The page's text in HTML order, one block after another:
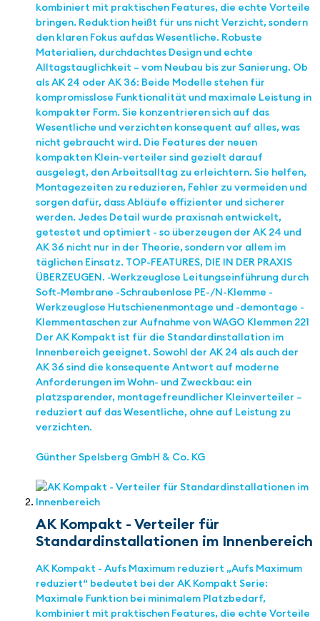
kombiniert mit praktischen Features, die echte Vorteile
bringen. Reduktion heißt für uns nicht Verzicht, sondern
den klaren Fokus aufdas Wesentliche. Robuste
Materialien, durchdachtes Design und echte
Alltagstauglichkeit – vom Neubau bis zur Sanierung. Ob
als AK 24 oder AK 36: Beide Modelle stehen für
kompromisslose Funktionalität und maximale Leistung in
kompakter Form. Sie konzentrieren sich auf das
Wesentliche und verzichten konsequent auf alles, was
nicht gebraucht wird. Die Features der neuen
kompakten Klein-verteiler sind gezielt darauf
ausgelegt, den Arbeitsalltag zu erleichtern. Sie helfen,
Montagezeiten zu reduzieren, Fehler zu vermeiden und
sorgen dafür, dass Abläufe effizienter und sicherer
werden. Jedes Detail wurde praxisnah entwickelt,
getestet und optimiert - so überzeugen der AK 24 und
AK 36 nicht nur in der Theorie, sondern vor allem im
täglichen Einsatz. TOP-FEATURES, DIE IN DER PRAXIS
ÜBERZEUGEN. -Werkzeuglose Leitungseinführung durch
Soft-Membrane -Schraubenlose PE-/N-Klemme -
Werkzeuglose Hutschienenmontage und -demontage -
Klemmentaschen zur Aufnahme von WAGO Klemmen 221
Der AK Kompakt ist für die Standardinstallation im
Innenbereich geeignet. Sowohl der AK 24 als auch der
AK 36 sind die konsequente Antwort auf moderne
Anforderungen im Wohn- und Zweckbau: ein
platzsparender, montagefreundlicher Kleinverteiler –
reduziert auf das Wesentliche, ohne auf Leistung zu
verzichten.
Günther Spelsberg GmbH & Co. KG
AK Kompakt - Verteiler für
Standardinstallationen im Innenbereich
AK Kompakt - Aufs Maximum reduziert „Aufs Maximum
reduziert“ bedeutet bei der AK Kompakt Serie:
Maximale Funktion bei minimalem Platzbedarf,
kombiniert mit praktischen Features, die echte Vorteile